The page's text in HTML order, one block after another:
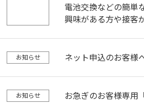
電池交換などの簡単
興味がある方や接客
お知らせ ネット申込のお客様
お知らせ お急ぎのお客様専用